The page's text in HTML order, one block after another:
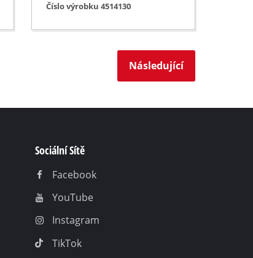
Číslo výrobku 4514130
Následující
Sociální Sítě
Facebook
YouTube
Instagram
TikTok